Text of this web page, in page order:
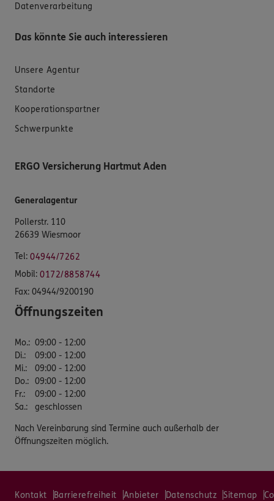
Datenverarbeitung
Das könnte Sie auch interessieren
Unsere Agentur
Standorte
Kooperationspartner
Schwerpunkte
ERGO Versicherung Hartmut Aden
Generalagentur
Pollerstr. 110
26639 Wiesmoor
Tel: 04944/7262
Mobil: 0172/8858744
Fax: 04944/9200190
Öffnungszeiten
Mo.: 09:00 - 12:00
Di.:
09:00 - 12:00
Mi.:
09:00 - 12:00
Do.: 09:00 - 12:00
Fr.:
09:00 - 12:00
Sa.: geschlossen
Nach Vereinbarung sind Termine auch außerhalb der
Öffnungszeiten möglich.
Kontakt Barrierefreiheit Anbieter Datenschutz Sitemap